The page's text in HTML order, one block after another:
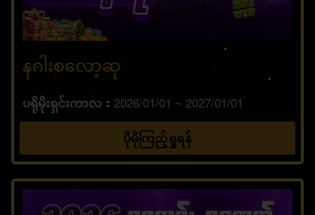
နဂါးစလော့ဆု
ပရိုမိုးရှင်းကာလ 2026/01/01 ~ 2027/01/01
ပိုမိုကြည့်ရှုရန်